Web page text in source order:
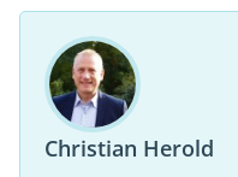
Christian Herold